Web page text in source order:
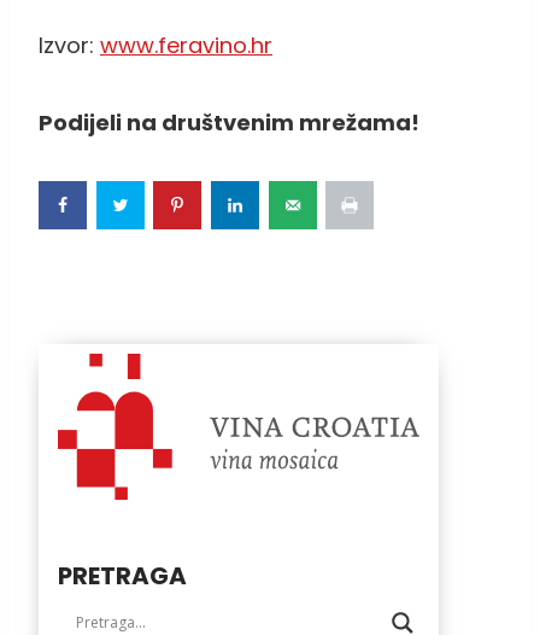
Izvor: www.feravino.hr
Podijeli na društvenim mrežama!
PRETRAGA